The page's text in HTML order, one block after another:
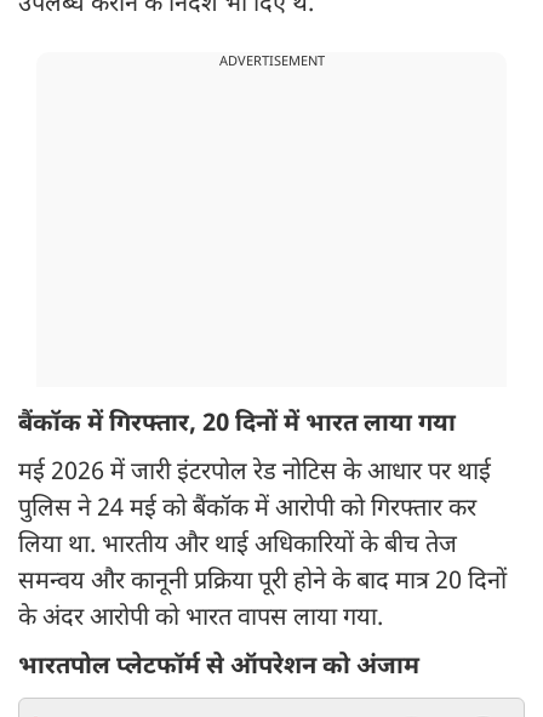
ADVERTISEMENT
बैंकॉक में गिरफ्तार, 20 दिनों में भारत लाया गया
मई 2026 में जारी इंटरपोल रेड नोटिस के आधार पर थाई
पुलिस ने 24 मई को बैंकॉक में आरोपी को गिरफ्तार कर
लिया था. भारतीय और थाई अधिकारियों के बीच तेज
समन्वय और कानूनी प्रक्रिया पूरी होने के बाद मात्र 20 दिनों
के अंदर आरोपी को भारत वापस लाया गया.
भारतपोल प्लेटफॉर्म से ऑपरेशन को अंजाम